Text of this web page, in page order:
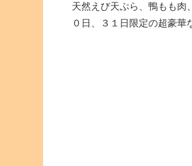
天然えび天ぷら、鴨もも肉
０日、３１日限定の超豪華